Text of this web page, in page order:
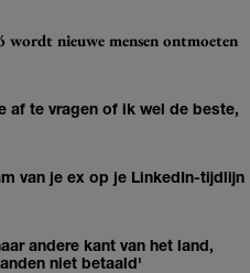
wordt nieuwe mensen ontmoeten
af te vragen of ik wel de beste,
van je ex op je LinkedIn-tijdlijn
andere kant van het land,
niet betaald'